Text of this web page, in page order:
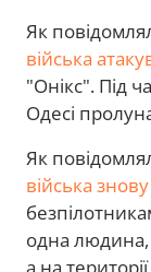
Як
війська
"Онікс". Під
Одесі
Як
війська
одна